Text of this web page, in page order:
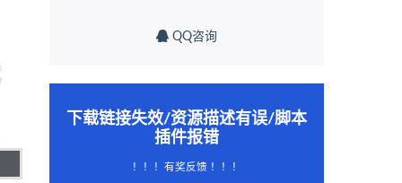
QQ咨询
下载链接失效/资源描述有误/脚本
插件报错
！！！有奖反馈 ！！！